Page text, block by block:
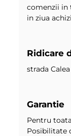
comenzii in
in ziua
Ridicare
strada
Garantie
Pentru
Posibilitate